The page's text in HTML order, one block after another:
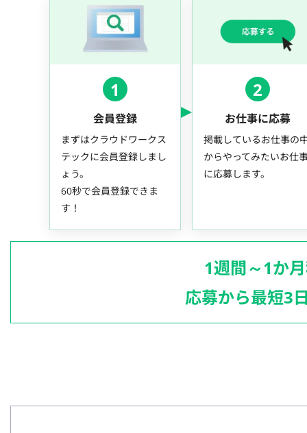
1
会員登録
まずはクラウドワークス
テックに会員登録しまし
ょう。
60秒で会員登録できま
す！
2
お仕事に応募
掲載しているお仕事の
からやってみたいお仕
に応募します。
1週間～1か
応募から最短3